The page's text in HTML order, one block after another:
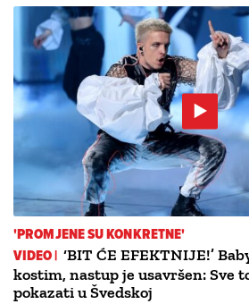
'PROMJENE SU KONKRETNE'
VIDEO | ‘BIT ĆE EFEKTNIJE!’
kostim, nastup je usavršen: Sve
pokazati u Švedskoj